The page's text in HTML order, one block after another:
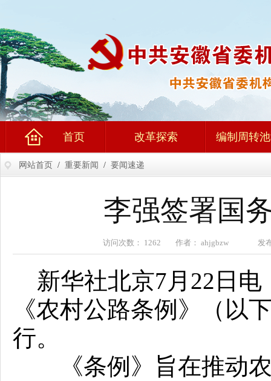
首页 改革探索 编制周转
网站首页 / 重要新闻 / 要闻速递
李强签署国
访问次数： 1262 作者： ahjgbzw 发布
新华社北京7月22日电
《农村公路条例》（以
行。
《条例》旨在推动农